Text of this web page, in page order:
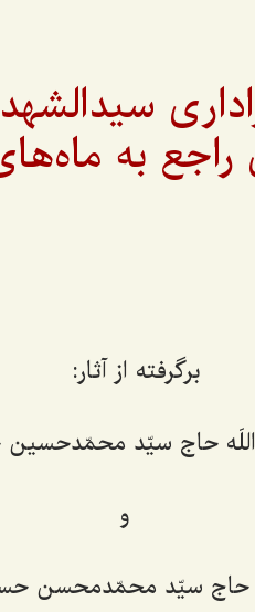
راجع به
برگرفته از آثار:
حاج سیّد
و
حاج سیّد محمّدمحسن